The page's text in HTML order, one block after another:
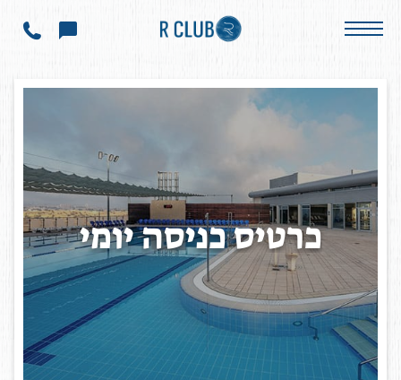
כרטיסכניסהיומי